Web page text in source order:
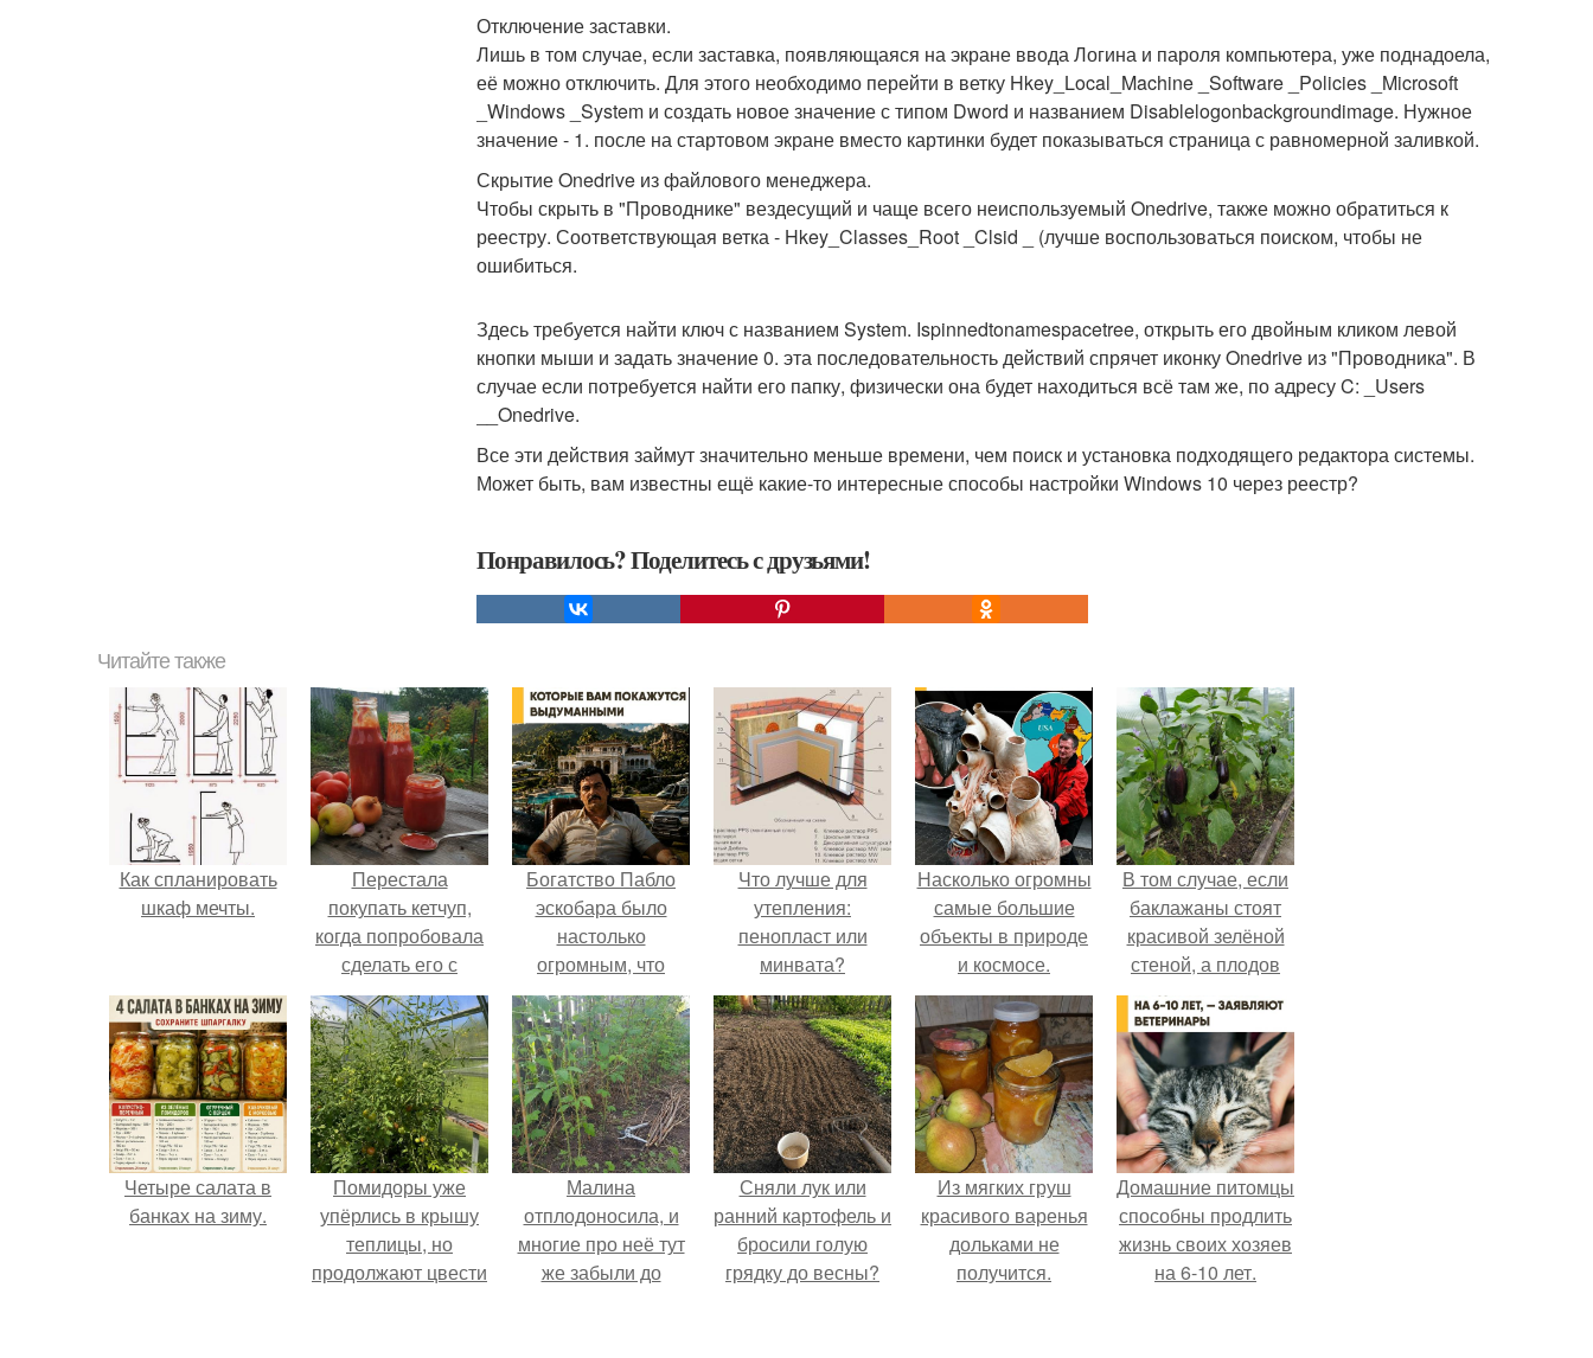
Отключение заставки.
Лишь в том случае, если заставка, появляющаяся на экране ввода Логина и пароля компьютера, уже поднадоела,
её можно отключить. Для этого необходимо перейти в ветку Hkey_Local_Machine _Software _Policies _Microsoft
_Windows _System и создать новое значение с типом Dword и названием Disablelogonbackgroundimage. Нужное
значение - 1. после на стартовом экране вместо картинки будет показываться страница с равномерной заливкой.
Скрытие Onedrive из файлового менеджера.
Чтобы скрыть в "Проводнике" вездесущий и чаще всего неиспользуемый Onedrive, также можно обратиться к
реестру. Соответствующая ветка - Hkey_Classes_Root _Clsid _ (лучше воспользоваться поиском, чтобы не
ошибиться.
Здесь требуется найти ключ с названием System. Ispinnedtonamespacetree, открыть его двойным кликом левой
кнопки мыши и задать значение 0. эта последовательность действий спрячет иконку Onedrive из "Проводника". В
случае если потребуется найти его папку, физически она будет находиться всё там же, по адресу C: _Users
__Onedrive.
Все эти действия займут значительно меньше времени, чем поиск и установка подходящего редактора системы.
Может быть, вам известны ещё какие-то интересные способы настройки Windows 10 через реестр?
Понравилось? Поделитесь с друзьями!
Читайте также
Как спланировать
шкаф мечты.
Перестала
покупать кетчуп,
когда попробовала
сделать его с
яблоками.
Богатство Пабло
эскобара было
настолько
огромным, что
многие истории о
нём звучат как
вымысел.
Что лучше для
утепления:
пенопласт или
минвата?
Насколько огромны
самые большие
объекты в природе
и космосе.
В том случае, если
баклажаны стоят
красивой зелёной
стеной, а плодов
почти не видно -
радоваться тут
нечему.
Четыре салата в
банках на зиму.
Помидоры уже
упёрлись в крышу
теплицы, но
продолжают цвести
Малина
отплодоносила, и
многие про неё тут
же забыли до
Сняли лук или
ранний картофель и
бросили голую
грядку до весны?
Из мягких груш
красивого варенья
дольками не
получится.
Домашние питомцы
способны продлить
жизнь своих хозяев
на 6-10 лет.